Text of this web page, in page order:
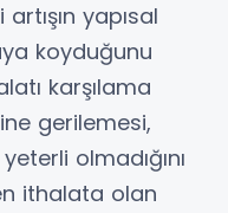
yapısal
koyduğunu
karşılama
gerilemesi,
olmadığını
ithalata olan